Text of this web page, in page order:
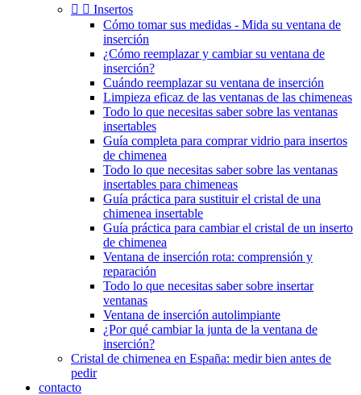
  Insertos
Cómo tomar sus medidas - Mida su ventana de
inserción
¿Cómo reemplazar y cambiar su ventana de
inserción?
Cuándo reemplazar su ventana de inserción
Limpieza eficaz de las ventanas de las chimeneas
Todo lo que necesitas saber sobre las ventanas
insertables
Guía completa para comprar vidrio para insertos
de chimenea
Todo lo que necesitas saber sobre las ventanas
insertables para chimeneas
Guía práctica para sustituir el cristal de una
chimenea insertable
Guía práctica para cambiar el cristal de un inserto
de chimenea
Ventana de inserción rota: comprensión y
reparación
Todo lo que necesitas saber sobre insertar
ventanas
Ventana de inserción autolimpiante
¿Por qué cambiar la junta de la ventana de
inserción?
Cristal de chimenea en España: medir bien antes de
pedir
contacto